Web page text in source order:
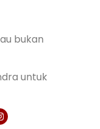
bukan
untuk